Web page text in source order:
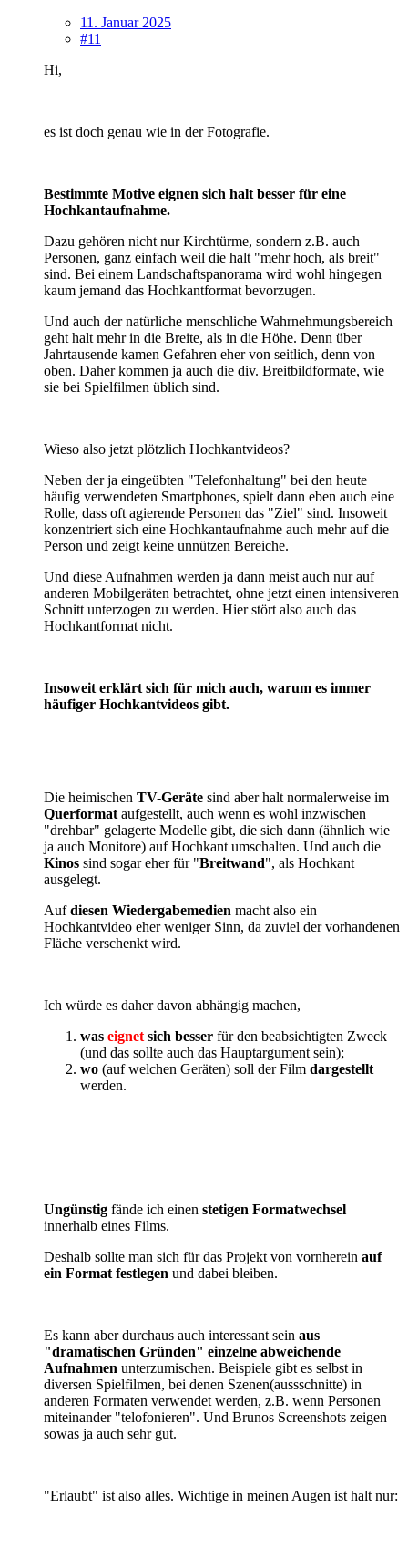
11. Januar 2025
#11
Hi,
es ist doch genau wie in der Fotografie.
Bestimmte Motive eignen sich halt besser für eine
Hochkantaufnahme.
Dazu gehören nicht nur Kirchtürme, sondern z.B. auch
Personen, ganz einfach weil die halt "mehr hoch, als breit"
sind. Bei einem Landschaftspanorama wird wohl hingegen
kaum jemand das Hochkantformat bevorzugen.
Und auch der natürliche menschliche Wahrnehmungsbereich
geht halt mehr in die Breite, als in die Höhe. Denn über
Jahrtausende kamen Gefahren eher von seitlich, denn von
oben. Daher kommen ja auch die div. Breitbildformate, wie
sie bei Spielfilmen üblich sind.
Wieso also jetzt plötzlich Hochkantvideos?
Neben der ja eingeübten "Telefonhaltung" bei den heute
häufig verwendeten Smartphones, spielt dann eben auch eine
Rolle, dass oft agierende Personen das "Ziel" sind. Insoweit
konzentriert sich eine Hochkantaufnahme auch mehr auf die
Person und zeigt keine unnützen Bereiche.
Und diese Aufnahmen werden ja dann meist auch nur auf
anderen Mobilgeräten betrachtet, ohne jetzt einen intensiveren
Schnitt unterzogen zu werden. Hier stört also auch das
Hochkantformat nicht.
Insoweit erklärt sich für mich auch, warum es immer
häufiger Hochkantvideos gibt.
Die heimischen TV-Geräte sind aber halt normalerweise im
Querformat aufgestellt, auch wenn es wohl inzwischen
"drehbar" gelagerte Modelle gibt, die sich dann (ähnlich wie
ja auch Monitore) auf Hochkant umschalten. Und auch die
Kinos sind sogar eher für "Breitwand", als Hochkant
ausgelegt.
Aufdiesen Wiedergabemedien macht also ein
Hochkantvideo eher weniger Sinn, da zuviel der vorhandenen
Fläche verschenkt wird.
Ich würde es daher davon abhängig machen,
was eignet sich besser für den beabsichtigten Zweck
(und das sollte auch das Hauptargument sein);
wo (auf welchen Geräten) soll der Film dargestellt
werden.
Ungünstig fände ich einen stetigen Formatwechsel
innerhalb eines Films.
Deshalb sollte man sich für das Projekt von vornherein auf
ein Format festlegen und dabei bleiben.
Es kann aber durchaus auch interessant sein aus
"dramatischen Gründen" einzelne abweichende
Aufnahmen unterzumischen. Beispiele gibt es selbst in
diversen Spielfilmen, bei denen Szenen(aussschnitte) in
anderen Formaten verwendet werden, z.B. wenn Personen
miteinander "telofonieren". Und Brunos Screenshots zeigen
sowas ja auch sehr gut.
"Erlaubt" ist also alles. Wichtige in meinen Augen ist halt nur: